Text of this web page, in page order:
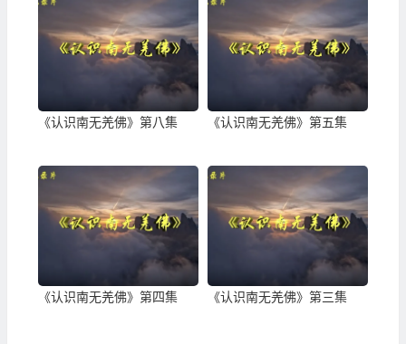
《认识南无羌佛》第八集 《认识南无羌佛》第五集
《认识南无羌佛》第四集 《认识南无羌佛》第三集